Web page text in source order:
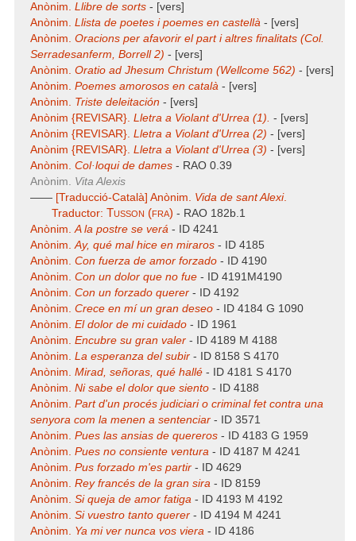
Anònim. Llibre de sorts - [vers]
Anònim. Llista de poetes i poemes en castellà - [vers]
Anònim. Oracions per afavorir el part i altres finalitats (Col.
Serradesanferm, Borrell 2) - [vers]
Anònim. Oratio ad Jhesum Christum (Wellcome 562) - [vers]
Anònim. Poemes amorosos en català - [vers]
Anònim. Triste deleitación - [vers]
Anònim {REVISAR}. Lletra a Violant d'Urrea (1). - [vers]
Anònim {REVISAR}. Lletra a Violant d'Urrea (2) - [vers]
Anònim {REVISAR}. Lletra a Violant d'Urrea (3) - [vers]
Anònim. Col·loqui de dames - RAO 0.39
Anònim. Vita Alexis
—— [Traducció-Català] Anònim. Vida de sant Alexi.
Traductor: Tusson (fra) - RAO 182b.1
Anònim.A la postre se verá - ID 4241
Anònim.Ay, qué mal hice en miraros - ID 4185
Anònim. Con fuerza de amor forzado - ID 4190
Anònim. Con un dolor que no fue - ID 4191M4190
Anònim. Con un forzado querer - ID 4192
Anònim. Crece en mí un gran deseo - ID 4184 G 1090
Anònim. El dolor de mi cuidado - ID 1961
Anònim. Encubre su gran valer - ID 4189 M 4188
Anònim. La esperanza del subir - ID 8158 S 4170
Anònim. Mirad, señoras, qué hallé - ID 4181 S 4170
Anònim. Ni sabe el dolor que siento - ID 4188
Anònim. Part d'un procés judiciari o criminal fet contra una
senyora com la menen a sentenciar - ID 3571
Anònim. Pues las ansias de quereros - ID 4183 G 1959
Anònim. Pues no consiente ventura - ID 4187 M 4241
Anònim. Pus forzado m'es partir - ID 4629
Anònim. Rey francés de la gran sira - ID 8159
Anònim. Si queja de amor fatiga - ID 4193 M 4192
Anònim. Si vuestro tanto querer - ID 4194 M 4241
Anònim. Ya mi ver nunca vos viera - ID 4186